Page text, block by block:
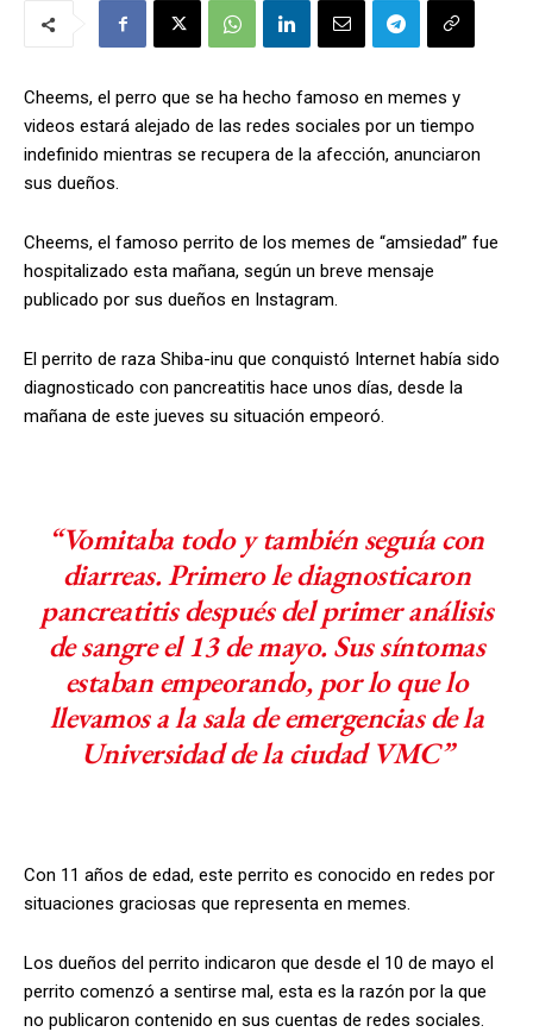
Cheems, el perro que se ha hecho famoso en memes y
videos estará alejado de las redes sociales por un tiempo
indefinido mientras se recupera de la afección, anunciaron
sus dueños.
Cheems, el famoso perrito de los memes de “amsiedad” fue
hospitalizado esta mañana, según un breve mensaje
publicado por sus dueños en Instagram.
El perrito de raza Shiba-inu que conquistó Internet había sido
diagnosticado con pancreatitis hace unos días, desde la
mañana de este jueves su situación empeoró.
“Vomitaba todo y también seguía con
diarreas. Primero le diagnosticaron
pancreatitis después del primer análisis
de sangre el 13 de mayo. Sus síntomas
estaban empeorando, por lo que lo
llevamos a la sala de emergencias de la
Universidad de la ciudad VMC”
Con 11 años de edad, este perrito es conocido en redes por
situaciones graciosas que representa en memes.
Los dueños del perrito indicaron que desde el 10 de mayo el
perrito comenzó a sentirse mal, esta es la razón por la que
no publicaron contenido en sus cuentas de redes sociales.